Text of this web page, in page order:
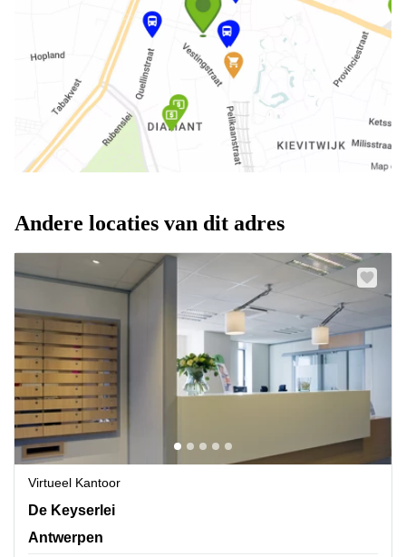
Andere locaties van dit adres
Virtueel Kantoor
De Keyserlei 60C, Antwerpen
De Keyserlei
Antwerpen